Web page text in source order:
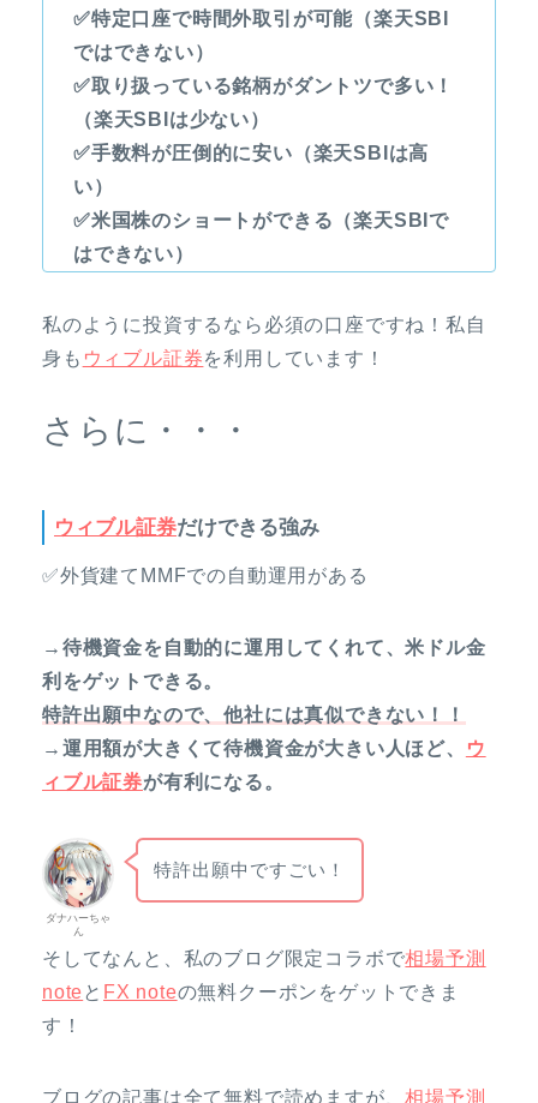
✅特定口座で時間外取引が可能（楽天SBI
ではできない）
✅取り扱っている銘柄がダントツで多い！
（楽天SBIは少ない）
✅手数料が圧倒的に安い（楽天SBIは高
い）
✅米国株のショートができる（楽天SBIで
はできない）
私のように投資するなら必須の口座ですね！私自
身も ウィブル証券を利用しています！
さらに・・・
ウィブル証券だけできる強み
✅外貨建てMMFでの自動運用がある
→待機資金を自動的に運用してくれて、米ドル金
利をゲットできる。
特許出願中なので、他社には真似できない！！
→運用額が大きくて待機資金が大きい人ほど、
ウ
ィブル証券が有利になる。
ダナハーちゃ
ん
特許出願中ですごい！
そしてなんと、私のブログ限定コラボで相場予測
note と FX noteの無料クーポンをゲットできま
す！
ブログの記事は全て無料で読めますが、相場予測